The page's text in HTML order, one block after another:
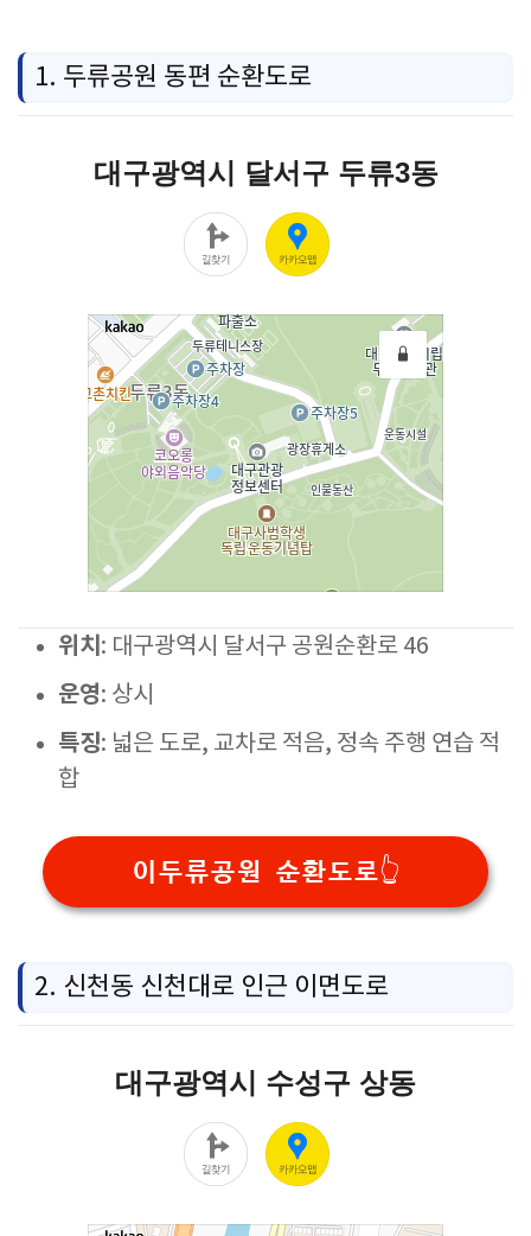
1. 두류공원 동편 순환도로
위치 : 대구광역시 달서구 공원순환로 46
운영: 상시
특징: 넓은 도로, 교차로 적음, 정속 주행 연습 적
합
이두류공원 순환도로👆️
2. 신천동 신천대로 인근 이면도로